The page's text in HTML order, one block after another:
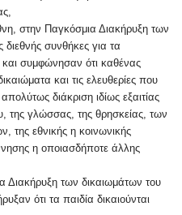
στην Παγκόσμια Διακήρυξη των
συνθήκες για τα
συμφώνησαν ότι καθένας
και τις ελευθερίες που
διάκριση ιδίως εξαιτίας
της γλώσσας, της θρησκείας, των
της εθνικής η κοινωνικής
η οποιασδήποτε άλλης
Διακήρυξη των δικαιωμάτων του
ότι τα παιδία δικαιούνται